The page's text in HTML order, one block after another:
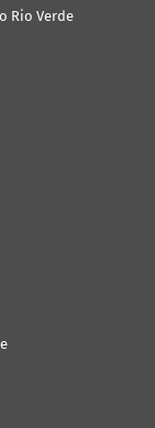
Rio Verde